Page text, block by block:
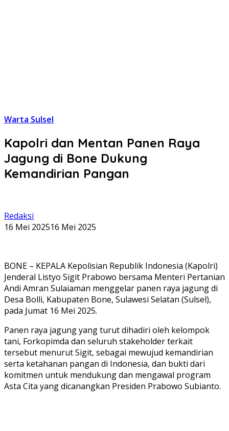
Warta Sulsel
Kapolri dan Mentan Panen Raya
Jagung di Bone Dukung
Kemandirian Pangan
Redaksi
16 Mei 202516 Mei 2025
BONE – KEPALA Kepolisian Republik Indonesia (Kapolri)
Jenderal Listyo Sigit Prabowo bersama Menteri Pertanian
Andi Amran Sulaiaman menggelar panen raya jagung di
Desa Bolli, Kabupaten Bone, Sulawesi Selatan (Sulsel),
pada Jumat 16 Mei 2025.
Panen raya jagung yang turut dihadiri oleh kelompok
tani, Forkopimda dan seluruh stakeholder terkait
tersebut menurut Sigit, sebagai mewujud kemandirian
serta ketahanan pangan di Indonesia, dan bukti dari
komitmen untuk mendukung dan mengawal program
Asta Cita yang dicanangkan Presiden Prabowo Subianto.